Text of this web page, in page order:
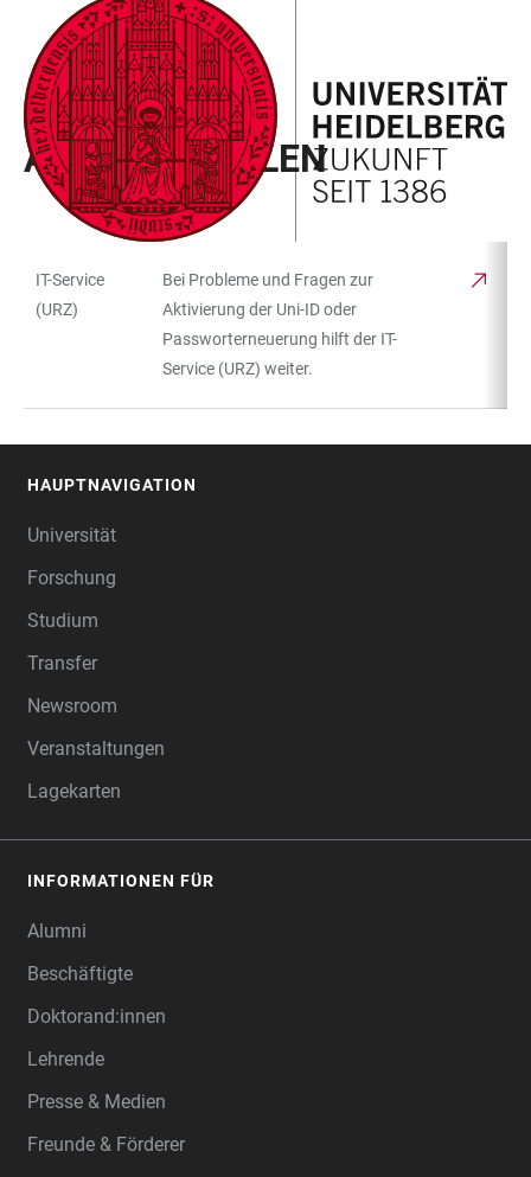
LINKS
ZUR
BARRIEREFREIHEIT
ZUM
HAUPTINHALT
HAUPTNAVIGATION
ÖFFNEN
WEBSEITENSUCHE
ÖFFNEN
CAMPUS KOMPASS
ANLAUFSTELLEN
TABELLENFILTER
TABELLE
IT-Service
(URZ)
Bei Probleme und Fragen zur
Aktivierung der Uni-ID oder
Passworterneuerung hilft der IT-
Service (URZ) weiter.
HAUPTNAVIGATION
Universität
Forschung
Studium
Transfer
Newsroom
Veranstaltungen
Lagekarten
INFORMATIONEN FÜR
Alumni
Beschäftigte
Doktorand:innen
Lehrende
Presse & Medien
Freunde & Förderer